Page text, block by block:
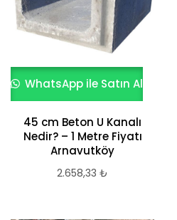
WhatsApp ile Satın Al
45 cm Beton U Kanalı
Nedir? – 1 Metre Fiyatı
Arnavutköy
2.658,33 ₺